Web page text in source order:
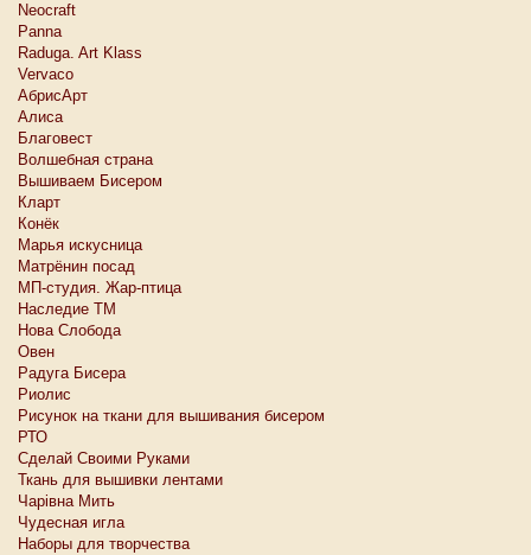
Neocraft
Panna
Raduga. Art Klass
Vervaco
АбрисАрт
Алиса
Благовест
Волшебная страна
Вышиваем Бисером
Кларт
Конёк
Марья искусница
Матрёнин посад
МП-студия. Жар-птица
Наследие ТМ
Нова Слобода
Овен
Радуга Бисера
Риолис
Рисунок на ткани для вышивания бисером
РТО
Сделай Своими Руками
Ткань для вышивки лентами
Чарiвна Мить
Чудесная игла
Наборы для творчества